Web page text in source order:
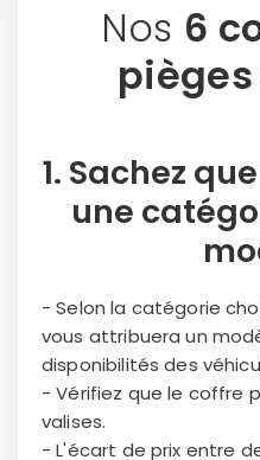
Nos 6
1. Sachez
une
- Selon la catégorie
vous attribuera un
disponibilités des
- Vérifiez que le coffre
valises.
- L'écart de prix entre